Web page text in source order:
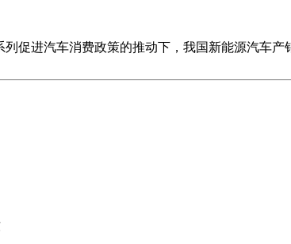
促进汽车消费政策的推动下，我国新能源汽车产